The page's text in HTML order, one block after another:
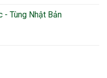
- Tùng Nhật Bản